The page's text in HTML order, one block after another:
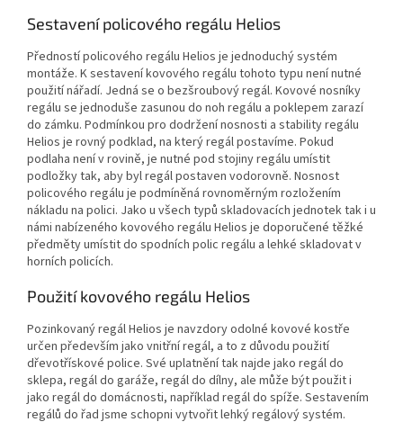
Sestavení policového regálu Helios
Předností policového regálu Helios je jednoduchý systém
montáže. K sestavení kovového regálu tohoto typu není nutné
použití nářadí. Jedná se o bezšroubový regál. Kovové nosníky
regálu se jednoduše zasunou do noh regálu a poklepem zarazí
do zámku. Podmínkou pro dodržení nosnosti a stability regálu
Helios je rovný podklad, na který regál postavíme. Pokud
podlaha není v rovině, je nutné pod stojiny regálu umístit
podložky tak, aby byl regál postaven vodorovně. Nosnost
policového regálu je podmíněná rovnoměrným rozložením
nákladu na polici. Jako u všech typů skladovacích jednotek tak i u
námi nabízeného kovového regálu Helios je doporučené těžké
předměty umístit do spodních polic regálu a lehké skladovat v
horních policích.
Použití kovového regálu Helios
Pozinkovaný regál Helios je navzdory odolné kovové kostře
určen především jako vnitřní regál, a to z důvodu použití
dřevotřískové police. Své uplatnění tak najde jako regál do
sklepa, regál do garáže, regál do dílny, ale může být použit i
jako regál do domácnosti, například regál do spíže. Sestavením
regálů do řad jsme schopni vytvořit lehký regálový systém.